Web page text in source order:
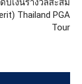
บเงินรางวัลสะสม
Thailand PGA
Tour